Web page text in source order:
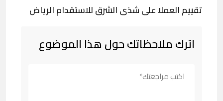
تقييم العملا على شذى الشرق للاستقدام الرياض
اترك ملاحظاتك حول هذا الموضوع